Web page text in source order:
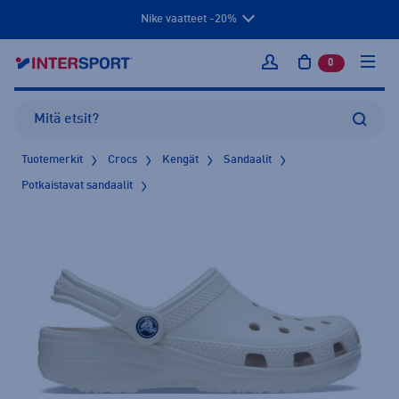
Nike vaatteet -20%
Kirjaudu sisään
0 tuotetta
Tuotemerkit Crocs Kengät Sandaalit
Potkaistavat sandaalit